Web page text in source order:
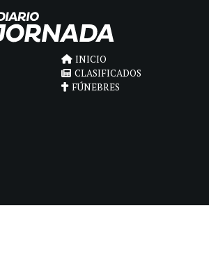
INICIO
CLASIFICADOS
FÚNEBRES